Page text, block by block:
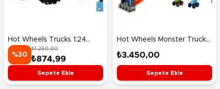
Hot Wheels Trucks 1:24
Arabalar Skeleton Crew
HWG79
%30
₺1.250,00
₺874,99
Sepete Ekle
Hot Wheels Monster Trucks
Korkunç Ejderhaya Karşı
Oyun Seti JFR06
₺3.450,00
Sepete Ekle